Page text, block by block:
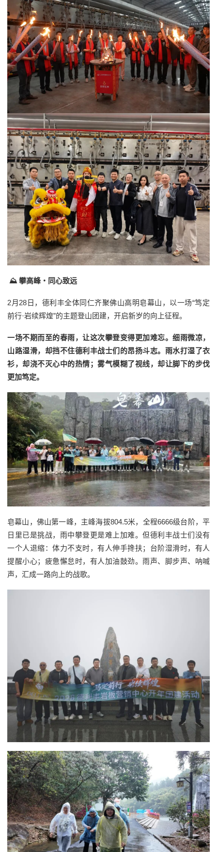
⛰️ 攀高峰・同心致远
2月28日，德利丰全体同仁齐聚佛山高明皂幕山，以一场“笃定
前行·岩续辉煌”的主题登山团建，开启新岁的向上征程。
一场不期而至的春雨，让这次攀登变得更加难忘。细雨微凉，
山路湿滑，却挡不住德利丰战士们的昂扬斗志。雨水打湿了衣
衫，却浇不灭心中的热情；雾气模糊了视线，却让脚下的步伐
更加笃定。
皂幕山，佛山第一峰，主峰海拔804.5米，全程6666级台阶，平
日里已是挑战，雨中攀登更是难上加难。但德利丰战士们没有
一个人退缩：体力不支时，有人伸手搀扶；台阶湿滑时，有人
提醒小心；疲惫懈怠时，有人加油鼓劲。雨声、脚步声、呐喊
声，汇成一路向上的战歌。